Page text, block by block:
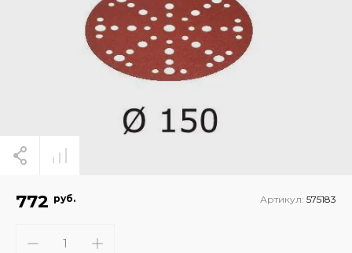
772 руб. Артикул: 575183